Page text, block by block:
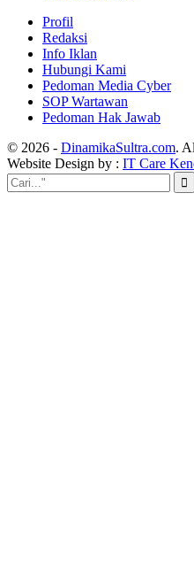
Profil
Redaksi
Info Iklan
Hubungi Kami
Pedoman Media Cyber
SOP Wartawan
Pedoman Hak Jawab
© 2026 - DinamikaSultra.com.
Website Design by : IT Care